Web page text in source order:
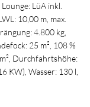
LüA inkl.
10,00 m, max.
4.800 kg,
25 m², 108 %
Durchfahrtshöhe:
KW), Wasser: 130 l,